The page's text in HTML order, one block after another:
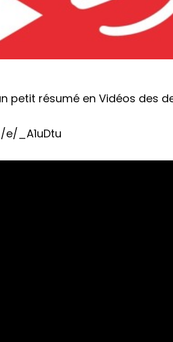
petit résumé en Vidéos des
_A1uDtu